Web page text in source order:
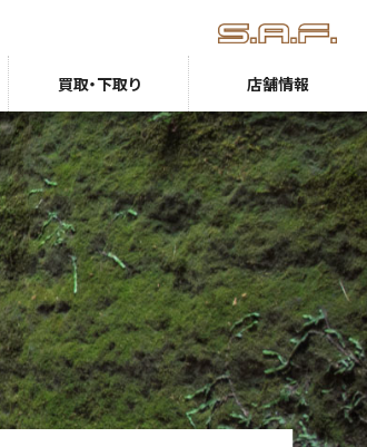
買取・下取り 店舗情報